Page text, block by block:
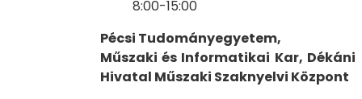
8:00-15:00
Pécsi Tudományegyetem,
Műszaki és Informatikai Kar, Dékáni
Hivatal Műszaki Szaknyelvi Központ